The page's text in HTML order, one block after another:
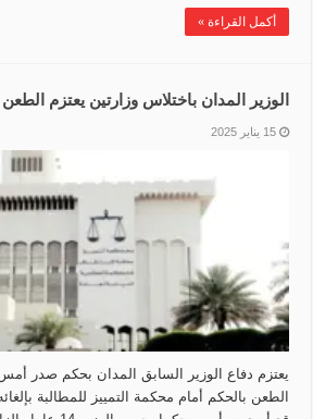
أكمل القراءة »
الوزير المدان باختلاس وزارتين يعتزم
15 يناير 2025
يعتزم دفاع الوزير السابق المدان بحكم صدر
الطعن بالحكم أمام محكمة التمييز للمطالبة